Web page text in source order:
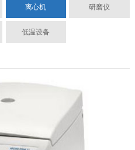
离心机 研磨仪
低温设备